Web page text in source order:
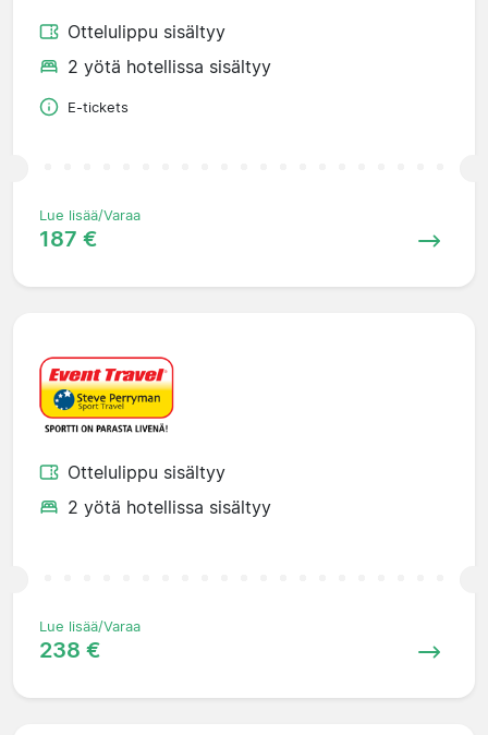
Ottelulippu sisältyy
2 yötä hotellissa sisältyy
E-tickets
Lue lisää/Varaa
187 €
Ottelulippu sisältyy
2 yötä hotellissa sisältyy
Lue lisää/Varaa
238 €